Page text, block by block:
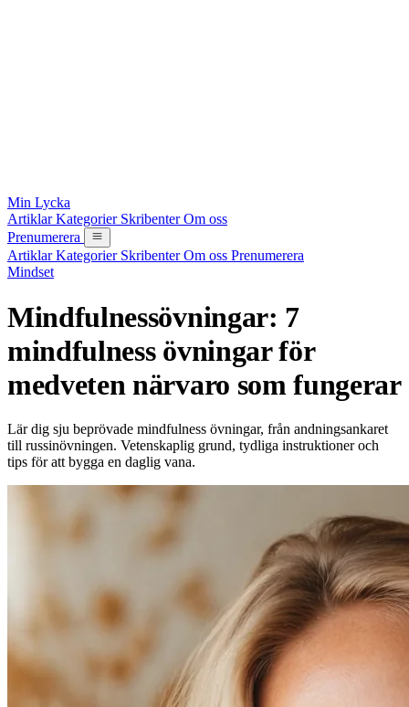
Min Lycka
ArtiklarKategorier SkribenterOm oss
Prenumerera
ArtiklarKategorier SkribenterOm oss Prenumerera
Mindset
Mindfulnessövningar: 7
mindfulness övningar för
medveten närvaro som fungerar
Lär dig sju beprövade mindfulness övningar, från andningsankaret
till russinövningen. Vetenskaplig grund, tydliga instruktioner och
tips för att bygga en daglig vana.